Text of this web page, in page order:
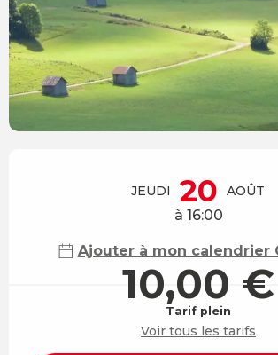
JEUDI 20 AOÛT
à 16:00
Ajouter à mon calendrier
10,00 €
Tarif plein
Voir tous les tarifs